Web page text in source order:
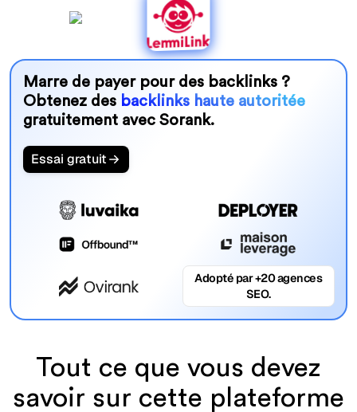
Marre de payer pour des backlinks ?
Obtenez des backlinks haute autoritée
gratuitement avec Sorank.
Essai gratuit
Adopté par +20 agences
SEO.
Tout ce que vous devez
savoir sur cette plateforme